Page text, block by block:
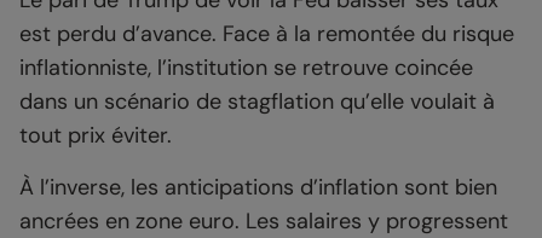
est perdu d’avance. Face à la remontée du risque
inflationniste, l’institution se retrouve coincée
dans un scénario de stagflation qu’elle voulait à
tout prix éviter.
À l’inverse, les anticipations d’inflation sont bien
ancrées en zone euro. Les salaires y progressent